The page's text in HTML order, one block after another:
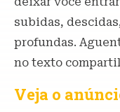
subidas,
profundas.
no texto
Veja o